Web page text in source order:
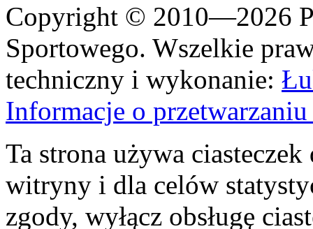
Copyright © 2010—2026
Sportowego. Wszelkie
techniczny i wykonanie:
Informacje o
Ta strona używa
witryny i dla celów
zgody, wyłącz obsługę